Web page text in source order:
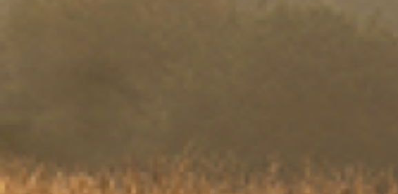
Bénéficiez de nos
fromages préférés,
bénéficier des
m'inscrivant,